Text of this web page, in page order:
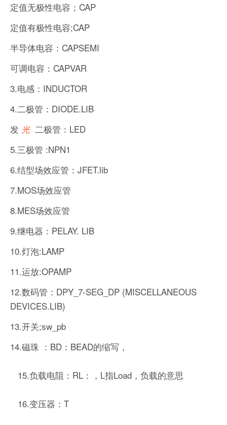
定值无极性电容；CAP
定值有极性电容;CAP
半导体电容：CAPSEMI
可调电容：CAPVAR
3.电感：INDUCTOR
4.二极管：DIODE.LIB
发 光 二极管：LED
5.三极管 :NPN1
6.结型场效应管：JFET.lib
7.MOS场效应管
8.MES场效应管
9.继电器：PELAY. LIB
10.灯泡:LAMP
11.运放:OPAMP
12.数码管：DPY_7-SEG_DP (MISCELLANEOUS
DEVICES.LIB)
13.开关;sw_pb
14.磁珠 ：BD：BEAD的缩写，
15.负载电阻：RL：，L指Load，负载的意思
16.变压器：T